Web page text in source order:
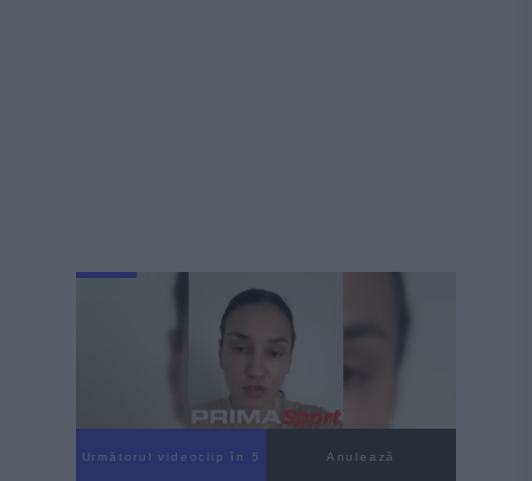
Următorul videoclip în 4 Anulează